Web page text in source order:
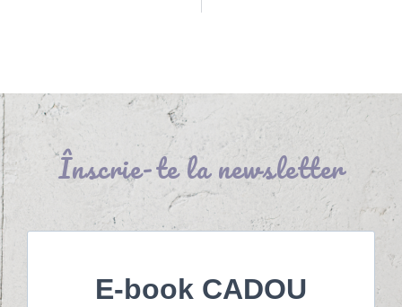
Înscrie-te la newsletter